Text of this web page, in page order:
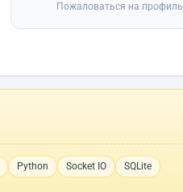
Пожаловаться на профиль
Python Socket IO
SQLite